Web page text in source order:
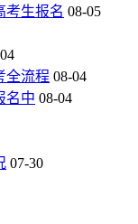
考生报名 08-05
全流程 08-04
名中 08-04
07-30